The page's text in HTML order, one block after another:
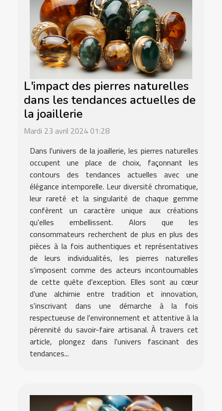
L'impact des pierres naturelles
dans les tendances actuelles de
la joaillerie
Mardi 23 avril 2024 01:28
Dans l'univers de la joaillerie, les pierres naturelles
occupent une place de choix, façonnant les
contours des tendances actuelles avec une
élégance intemporelle. Leur diversité chromatique,
leur rareté et la singularité de chaque gemme
confèrent un caractère unique aux créations
qu'elles embellissent. Alors que les
consommateurs recherchent de plus en plus des
pièces à la fois authentiques et représentatives
de leurs individualités, les pierres naturelles
s'imposent comme des acteurs incontournables
de cette quête d'exception. Elles sont au cœur
d'une alchimie entre tradition et innovation,
s'inscrivant dans une démarche à la fois
respectueuse de l'environnement et attentive à la
pérennité du savoir-faire artisanal. À travers cet
article, plongez dans l'univers fascinant des
tendances...